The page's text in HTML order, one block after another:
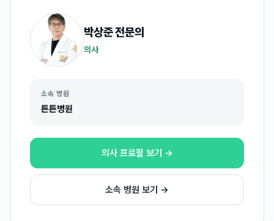
박상준전문의
의사
소속 병원
튼튼병원
의사 프로필 보기 →
소속 병원 보기 →